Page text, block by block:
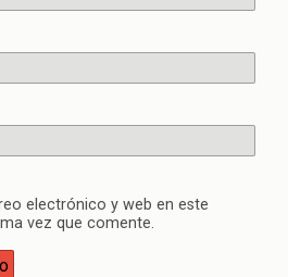
electrónico y web en este
vez que comente.